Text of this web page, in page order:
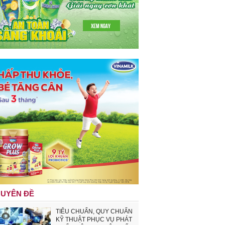
ĐỀ
TIÊU CHUẨN, QUY CHUẨN
KỸ THUẬT PHỤC VỤ PHÁT